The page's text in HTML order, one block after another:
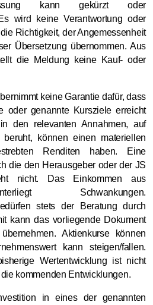
kann gekürzt oder
wird keine Verantwortung oder
Richtigkeit, der Angemessenheit
Übersetzung übernommen. Aus
die Meldung keine Kauf- oder
keine Garantie dafür, dass
oder genannte Kursziele erreicht
den relevanten Annahmen, auf
können einen materiellen
Renditen haben. Eine
die den Herausgeber oder der JS
nicht. Das Einkommen aus
Schwankungen.
stets der Beratung durch
kann das vorliegende Dokument
Aktienkurse können
kann steigen/fallen.
Wertentwicklung ist nicht
kommenden Entwicklungen.
in eines der genannten